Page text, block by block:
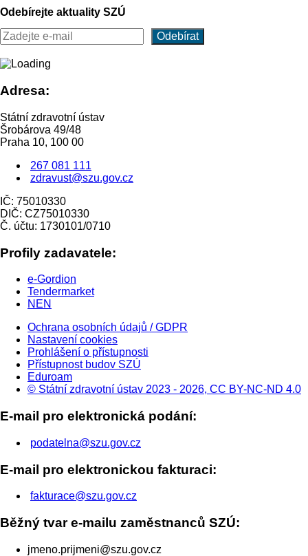
Odebírejte aktuality SZÚ
Adresa:
Státní zdravotní ústav
Šrobárova 49/48
Praha 10, 100 00
267 081 111
zdravust@szu.gov.cz
IČ: 75010330
DIČ: CZ75010330
Č. účtu: 1730101/0710
Profily zadavatele:
e-Gordion
Tendermarket
NEN
Ochrana osobních údajů / GDPR
Nastavení cookies
Prohlášení o přístupnosti
Přístupnost budov SZÚ
Eduroam
© Státní zdravotní ústav 2023 - 2026, CC BY-NC-ND 4.0
E-mail pro elektronická podání:
podatelna@szu.gov.cz
E-mail pro elektronickou fakturaci:
fakturace@szu.gov.cz
Běžný tvar e-mailu zaměstnanců SZÚ:
jmeno.prijmeni@szu.gov.cz